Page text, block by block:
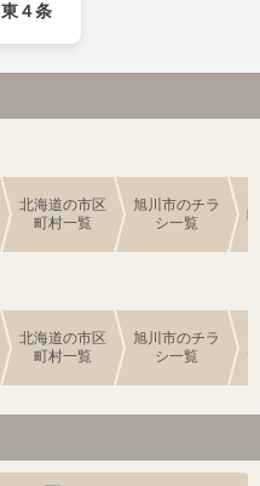
東４条
北海道の市区
町村一覧
旭川市のチラ
シ一覧
北海道の市区
町村一覧
旭川市のチラ
シ一覧